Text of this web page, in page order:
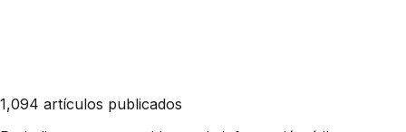
1,094 artículos publicados